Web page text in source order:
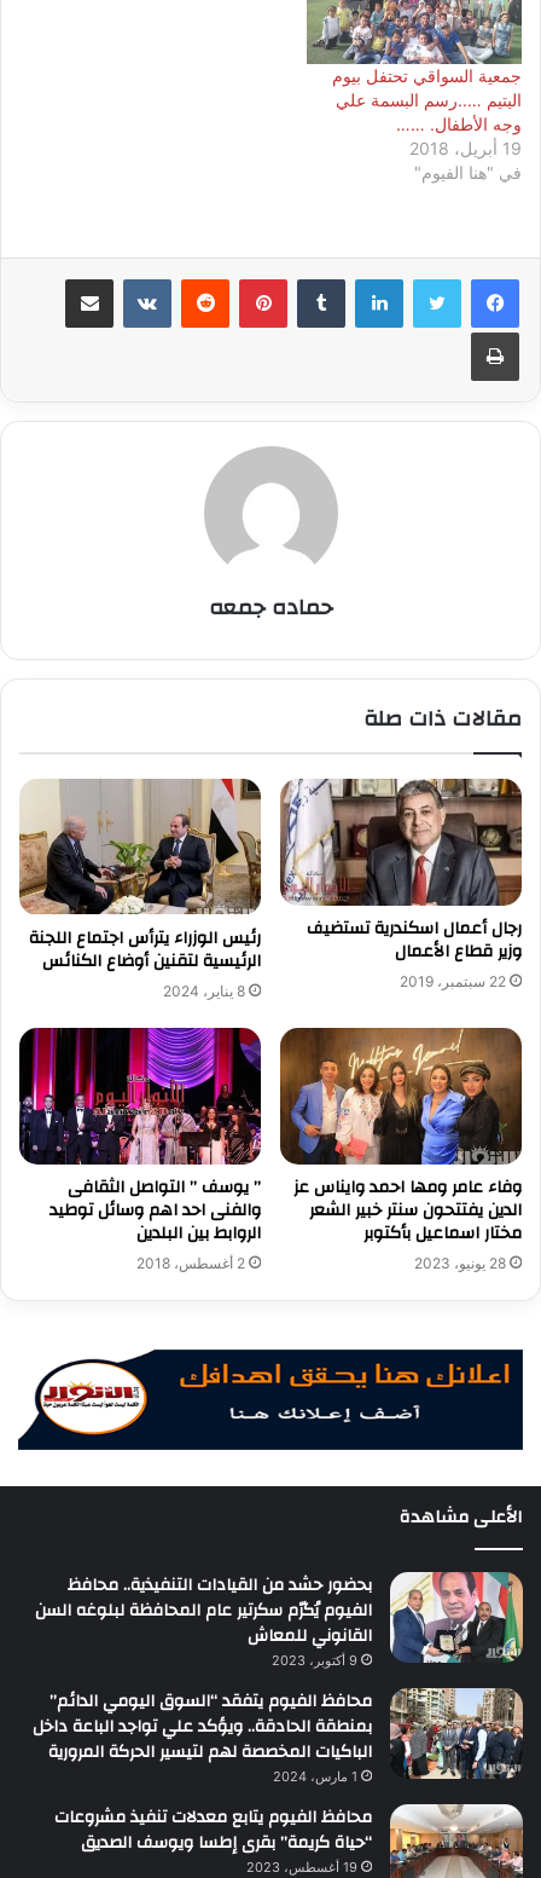
جمعية السواقي تحتفل بيوم
اليتيم …..رسم البسمة علي
وجه الأطفال. ……
19 أبريل، 2018
في "هنا الفيوم"
لينكدإن بينتيريست مشاركة عبر البريد
طباعة
حماده جمعه
مقالات ذات صلة
رجال أعمال اسكندرية تستضيف
وزير قطاع الأعمال
22 سبتمبر، 2019
رئيس الوزراء يترأس اجتماع اللجنة
الرئيسية لتقنين أوضاع الكنائس
8 يناير، 2024
وفاء عامر ومها احمد وايناس عز
الدين يفتتحون سنتر خبير الشعر
مختار اسماعيل بأكتوبر
28 يونيو، 2023
” يوسف ” التواصل الثقافى
والفنى احد اهم وسائل توطيد
الروابط بين البلدين
2 أغسطس، 2018
الأعلى مشاهدة
بحضور حشد من القيادات التنفيذية.. محافظ
الفيوم يُكرّم سكرتير عام المحافظة لبلوغه السن
القانوني للمعاش
9 أكتوبر، 2023
محافظ الفيوم يتفقد “السوق اليومي الدائم”
بمنطقة الحادقة.. ويؤكد علي تواجد الباعة داخل
الباكيات المخصصة لهم لتيسير الحركة المرورية
1 مارس، 2024
محافظ الفيوم يتابع معدلات تنفيذ مشروعات
“حياة كريمة” بقرى إطسا ويوسف الصديق
19 أغسطس، 2023